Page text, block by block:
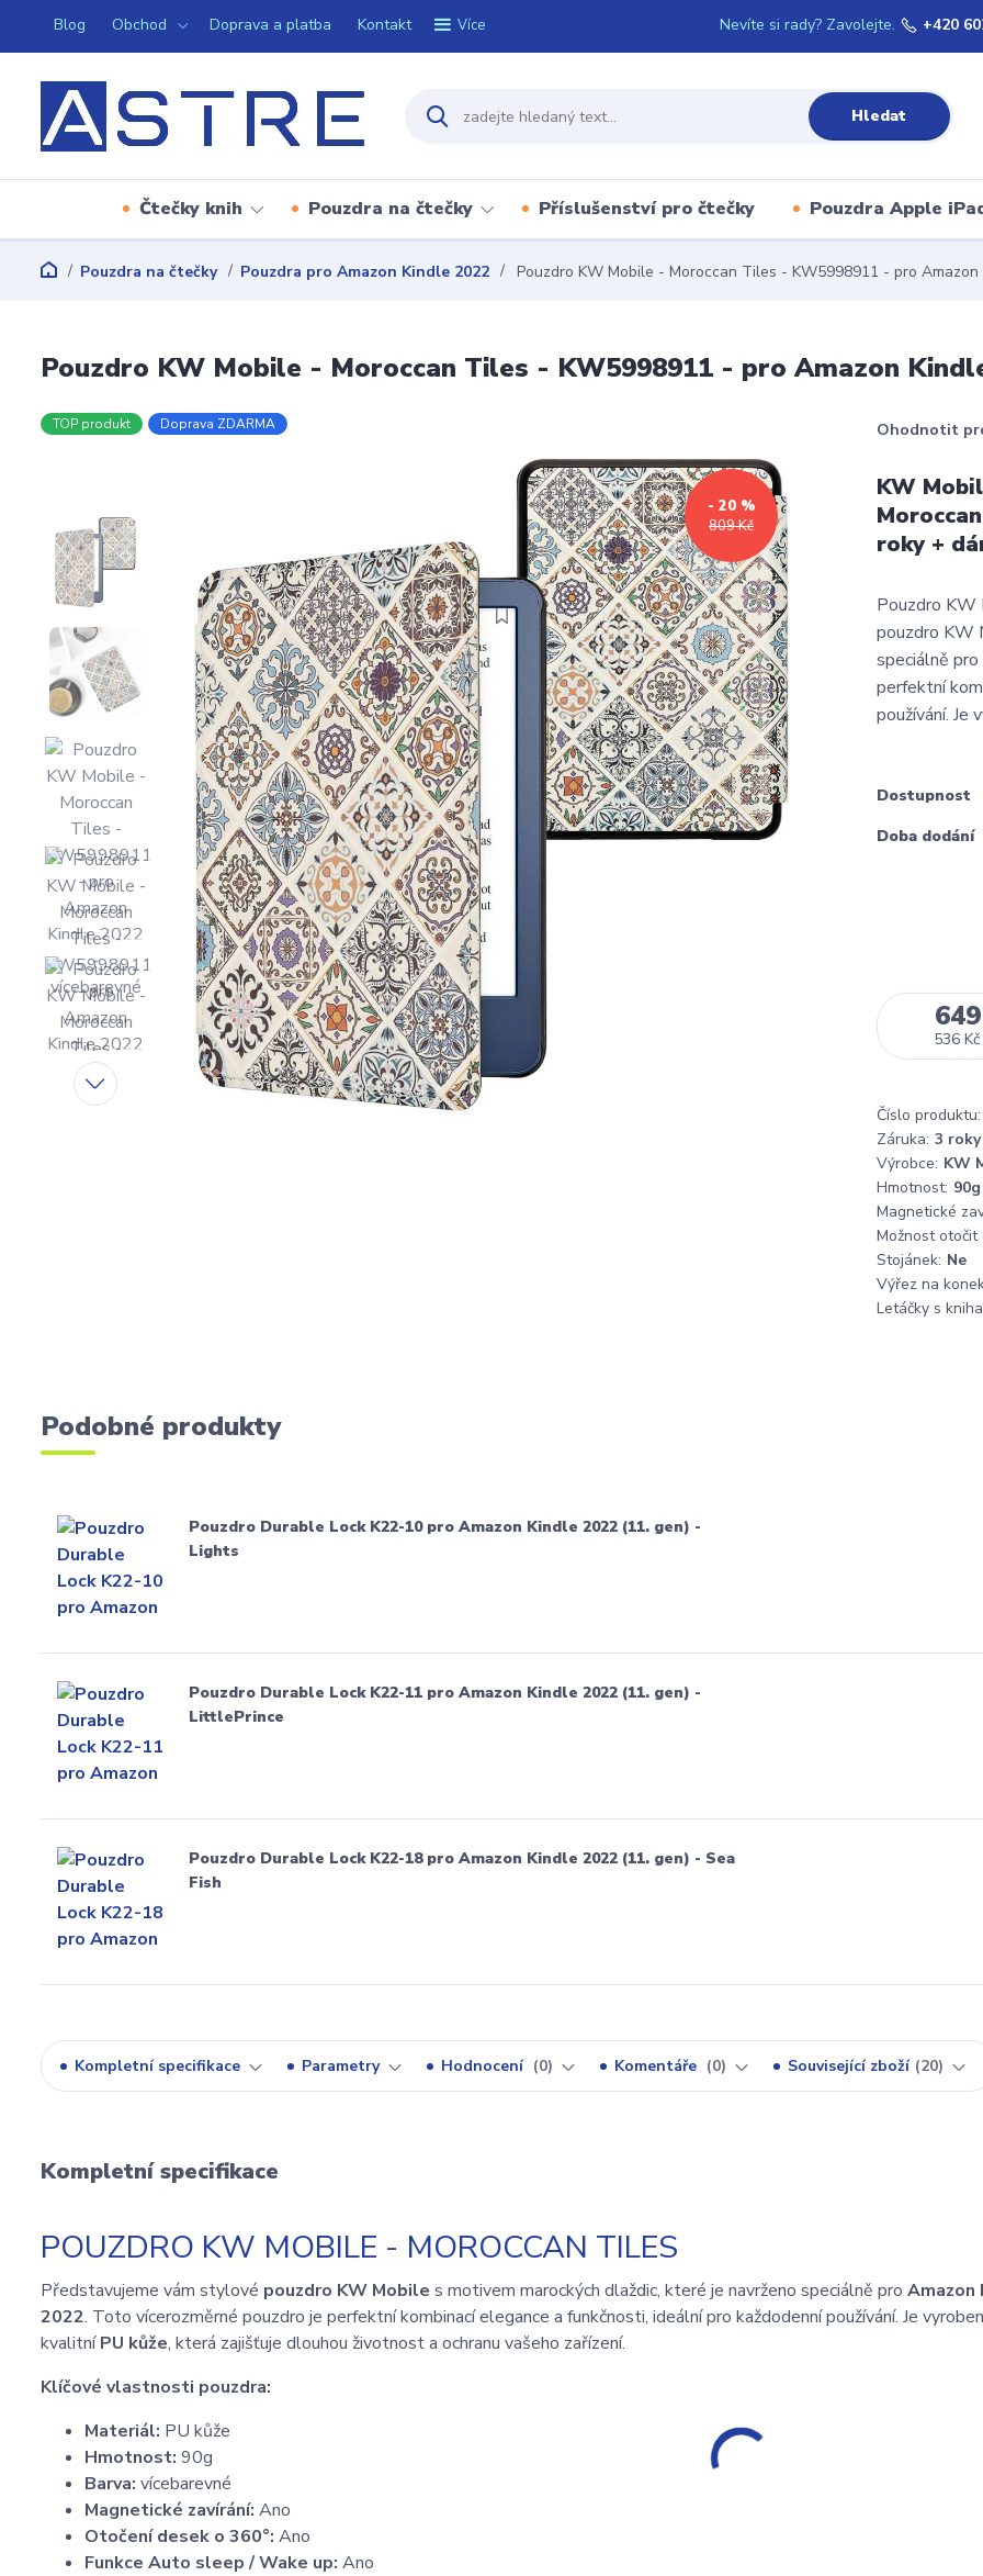
Blog Obchod Doprava a platba Kontakt Více
Hledat
Nevíte si rady? Zavolejte. +420
Čtečky knih Pouzdra na čtečky Příslušenství pro čtečky Pouzdra Apple
Pouzdra na čtečky Pouzdra pro Amazon Kindle 2022 Pouzdro KW Mobile - Moroccan Tiles - KW5998911 - pro
Pouzdro KW Mobile - Moroccan Tiles - KW5998911 - pro Amazon
TOP produkt Doprava ZDARMA
809 Kč
- 20 %
Ohodnotit
KW
roky +
Pouzdro
pouzdro KW
speciálně
perfektní
používání. Je
Dostupnost
Doba dodání
536 Kč
Číslo produktu:
Záruka: 3 roky
Výrobce: KW
Hmotnost: 90g
Magnetické
Možnost otočit
Stojánek: Ne
Výřez na
Letáčky s
Podobné produkty
Pouzdro Durable Lock K22-10 pro Amazon Kindle 2022 (11. gen) -
Lights
Pouzdro Durable Lock K22-11 pro Amazon Kindle 2022 (11. gen) -
LittlePrince
Pouzdro Durable Lock K22-18 pro Amazon Kindle 2022 (11. gen) - Sea
Fish
Kompletní specifikace Parametry Hodnocení 0 Komentáře 0 Související zboží 20
Kompletní specifikace
POUZDRO KW MOBILE - MOROCCAN TILES
Představujeme vám stylové pouzdro KW Mobile s motivem marockých dlaždic, které je navrženo speciálně pro Amazon
2022. Toto vícerozměrné pouzdro je perfektní kombinací elegance a funkčnosti, ideální pro každodenní používání. Je
kvalitníPU kůže, která zajišťuje dlouhou životnost a ochranu vašeho zařízení.
Klíčové vlastnosti pouzdra:
Materiál: PU kůže
Hmotnost: 90g
Barva: vícebarevné
Magnetické zavírání: Ano
Otočení desek o 360°: Ano
Funkce Auto sleep / Wake up: Ano